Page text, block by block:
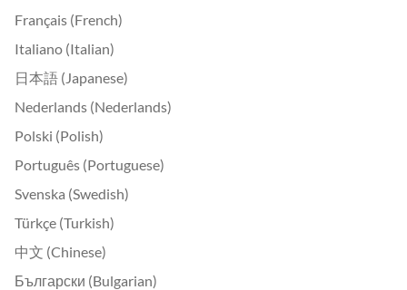
Français (French)
Italiano (Italian)
日本語 (Japanese)
Nederlands (Nederlands)
Polski (Polish)
Português (Portuguese)
Svenska (Swedish)
Türkçe (Turkish)
中文 (Chinese)
Български (Bulgarian)